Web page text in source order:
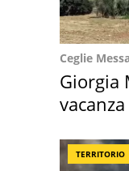
Ceglie
Giorgia
TERRITORIO